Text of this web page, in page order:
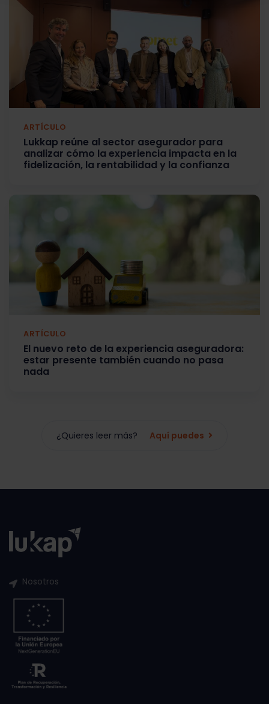
ARTÍCULO
Lukkap reúne al sector asegurador para
analizar cómo la experiencia impacta en la
fidelización, la rentabilidad y la confianza
ARTÍCULO
El nuevo reto de la experiencia aseguradora:
estar presente también cuando no pasa
nada
¿Quieres leer más? Aquí puedes
Nosotros